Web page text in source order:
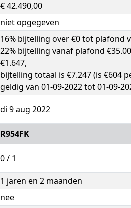
€ 42.490,00
niet opgegeven
16% bijtelling over €0 tot plafond
22% bijtelling vanaf plafond
€1.647,
bijtelling totaal is €7.247 (is €604
geldig van 01-09-2022 tot 01-09-
di 9 aug 2022
R954FK
0 / 1
1 jaren en 2 maanden
nee